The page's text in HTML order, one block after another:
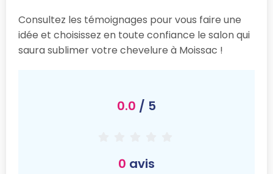
Consultez les témoignages pour vous faire une
idée et choisissez en toute confiance le salon qui
saura sublimer votre chevelure à Moissac !
0.0 / 5
0 avis